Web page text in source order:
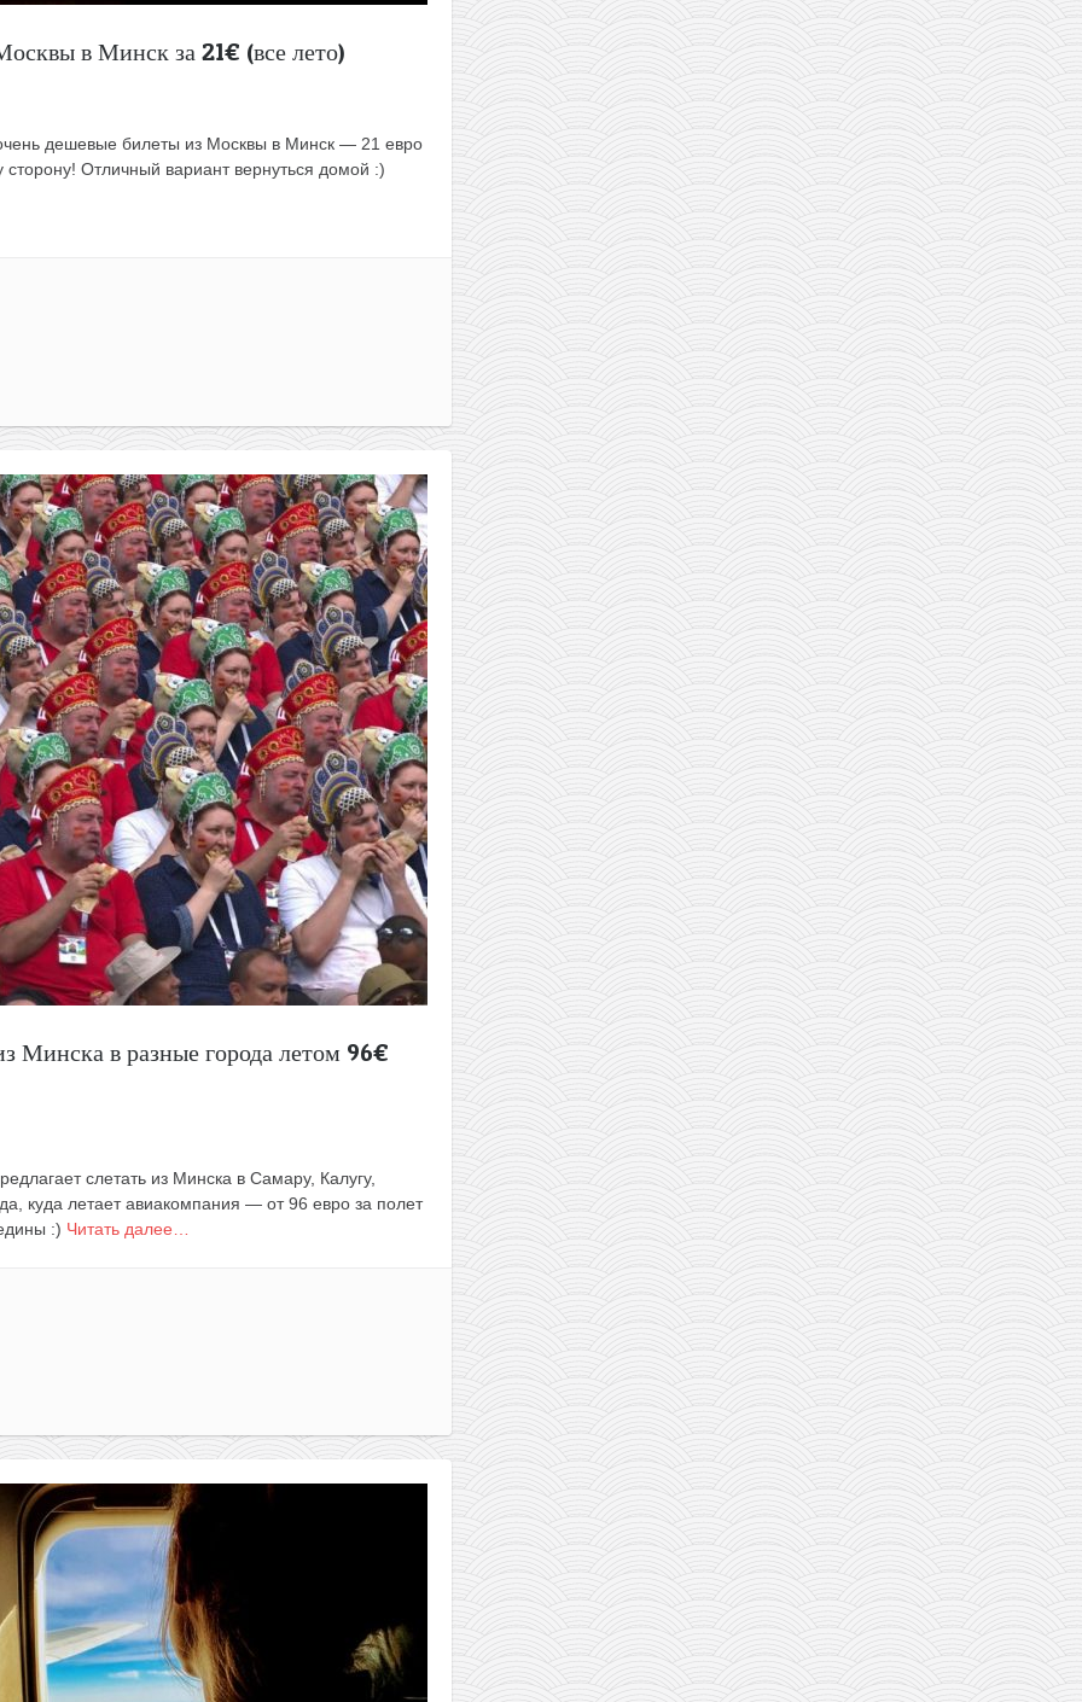
в Минск за 21€ (все лето)
дешевые билеты из Москвы в Минск — 21 евро
сторону! Отличный вариант вернуться домой :)
Минска в разные города летом 96€
слетать из Минска в Самару, Калугу,
куда летает авиакомпания — от 96 евро за полет
:) Читать далее…